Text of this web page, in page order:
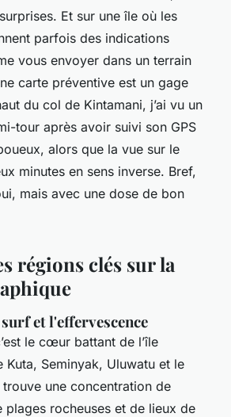
Et sur une île où les
parfois des indications
vous envoyer dans un terrain
carte préventive est un gage
du col de Kintamani, j’ai vu un
tour après avoir suivi son GPS
alors que la vue sur le
minutes en sens inverse. Bref,
mais avec une dose de bon
régions clés sur la
et l'effervescence
le cœur battant de l’île
Kuta, Seminyak, Uluwatu et le
une concentration de
plages rocheuses et de lieux de